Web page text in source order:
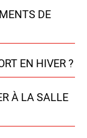
DE
EN HIVER ?
À LA SALLE